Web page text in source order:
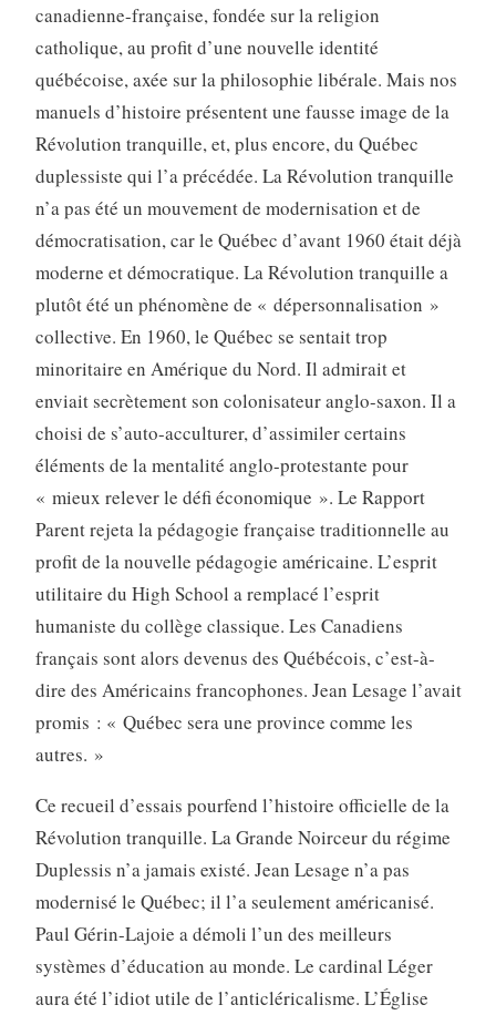
canadienne-française, fondée sur la religion
catholique, au profit d’une nouvelle identité
québécoise, axée sur la philosophie libérale. Mais nos
manuels d’histoire présentent une fausse image de la
Révolution tranquille, et, plus encore, du Québec
duplessiste qui l’a précédée. La Révolution tranquille
n’a pas été un mouvement de modernisation et de
démocratisation, car le Québec d’avant 1960 était déjà
moderne et démocratique. La Révolution tranquille a
plutôt été un phénomène de « dépersonnalisation »
collective. En 1960, le Québec se sentait trop
minoritaire en Amérique du Nord. Il admirait et
enviait secrètement son colonisateur anglo-saxon. Il a
choisi de s’auto-acculturer, d’assimiler certains
éléments de la mentalité anglo-protestante pour
« mieux relever le défi économique ». Le Rapport
Parent rejeta la pédagogie française traditionnelle au
profit de la nouvelle pédagogie américaine. L’esprit
utilitaire du High School a remplacé l’esprit
humaniste du collège classique. Les Canadiens
français sont alors devenus des Québécois, c’est-à-
dire des Américains francophones. Jean Lesage l’avait
promis : « Québec sera une province comme les
autres. »
Ce recueil d’essais pourfend l’histoire officielle de la
Révolution tranquille. La Grande Noirceur du régime
Duplessis n’a jamais existé. Jean Lesage n’a pas
modernisé le Québec; il l’a seulement américanisé.
Paul Gérin-Lajoie a démoli l’un des meilleurs
systèmes d’éducation au monde. Le cardinal Léger
aura été l’idiot utile de l’anticléricalisme. L’Église